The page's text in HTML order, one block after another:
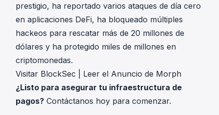
prestigio, ha reportado varios ataques de día cero
en aplicaciones DeFi, ha bloqueado múltiples
hackeos para rescatar más de 20 millones de
dólares y ha protegido miles de millones en
criptomonedas.
Visitar BlockSec
Leer el Anuncio de Morph
¿Listo para asegurar tu infraestructura de
pagos? Contáctanos hoy para comenzar.